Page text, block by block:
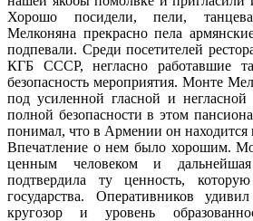
Хорошо посидели, пели,
Мелконяна прекрасно пела
подпевали. Среди посетителей
КГБ СССР, негласно работавшие
безопасность мероприятия. Монте
под усиленной гласной и
полной безопасности в этом
понимал, что в Армении он находится
Впечатление о нем было хорошим.
ценным человеком и
подтвердила ту ценность,
государства. Оперативников
кругозор и уровень